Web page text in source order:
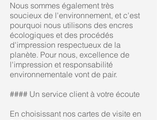
Nous sommes également très
soucieux de l'environnement, et c'est
pourquoi nous utilisons des encres
écologiques et des procédés
d'impression respectueux de la
planète. Pour nous, excellence de
l'impression et responsabilité
environnementale vont de pair.
#### Un service client à votre écoute
En choisissant nos cartes de visite en